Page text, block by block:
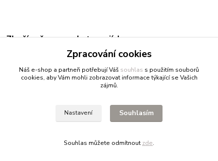
Zboží zařazeno v kategoriích
- vše pro fitnessProfitpsa.cz- vše pro psy
Bestgreen.cz
- ječmen a chlorella
Zpracování cookies
Náš e-shop a partneři potřebují Váš souhlas s použitím souborů
cookies, aby Vám mohli zobrazovat informace týkající se Vašich
zájmů.
Nastavení Souhlasím
Souhlas můžete odmítnout zde.